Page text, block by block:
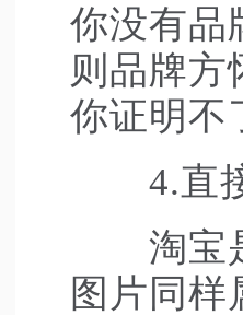
你没有品
则品牌方
你证明不
4.直接
淘宝是
图片同